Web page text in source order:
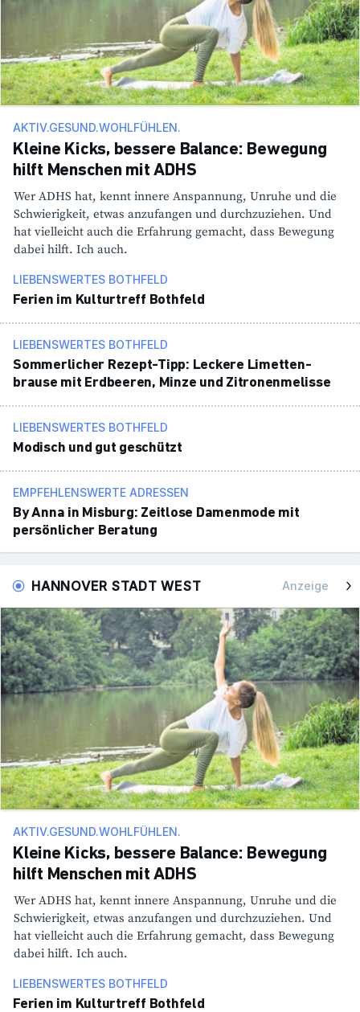
AKTIV.GESUND.WOHLFÜHLEN.
Kleine Kicks, bessere Balance: Bewegung
hilft Menschen mit ADHS
Wer ADHS hat, kennt innere Anspan­nung, Unruhe und die
Schwie­rig­keit, etwas anzu­fangen und durch­zu­ziehen. Und
hat viel­leicht auch die Erfah­rung gemacht, dass Bewe­gung
dabei hilft. Ich auch.
LIEBENSWERTES BOTHFELD
Ferien im Kultur­treff Both­feld
LIEBENSWERTES BOTHFELD
Sommer­li­cher Rezept-Tipp: Leckere Limet­ten­
brause mit Erdbeeren, Minze und Zitro­nen­me­lisse
LIEBENSWERTES BOTHFELD
Modisch und gut geschützt
EMPFEHLENSWERTE ADRESSEN
By Anna in Misburg: Zeit­lose Damen­mode mit
persön­li­cher Bera­tung
HANNOVER STADT WEST Anzeige
AKTIV.GESUND.WOHLFÜHLEN.
Kleine Kicks, bessere Balance: Bewegung
hilft Menschen mit ADHS
Wer ADHS hat, kennt innere Anspan­nung, Unruhe und die
Schwie­rig­keit, etwas anzu­fangen und durch­zu­ziehen. Und
hat viel­leicht auch die Erfah­rung gemacht, dass Bewe­gung
dabei hilft. Ich auch.
LIEBENSWERTES BOTHFELD
Ferien im Kultur­treff Both­feld